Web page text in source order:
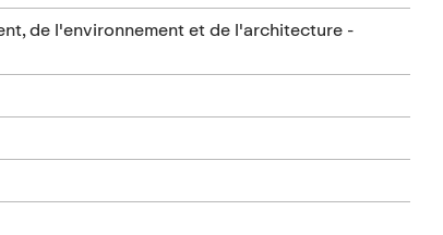
de l'environnement et de l'architecture -